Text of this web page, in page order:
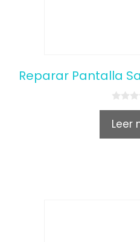
Reparar Pantalla
0
u
Leer